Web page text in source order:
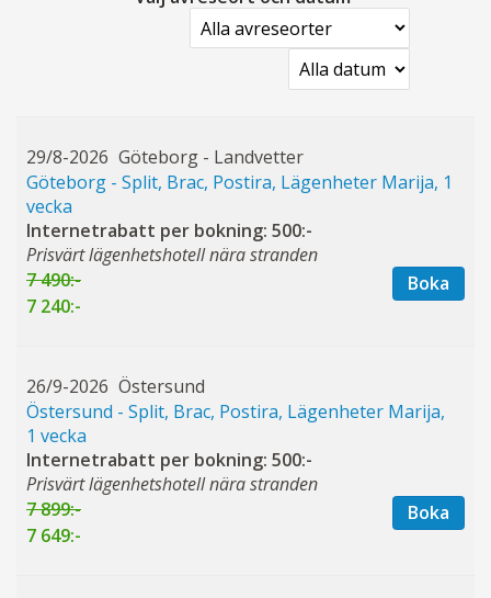
29/8-2026 Göteborg - Landvetter
Göteborg - Split, Brac, Postira, Lägenheter Marija, 1
vecka
Internetrabatt per bokning: 500:-
Prisvärt lägenhetshotell nära stranden
7 490:-
7 240:-
Boka
26/9-2026 Östersund
Östersund - Split, Brac, Postira, Lägenheter Marija,
1 vecka
Internetrabatt per bokning: 500:-
Prisvärt lägenhetshotell nära stranden
7 899:-
7 649:-
Boka